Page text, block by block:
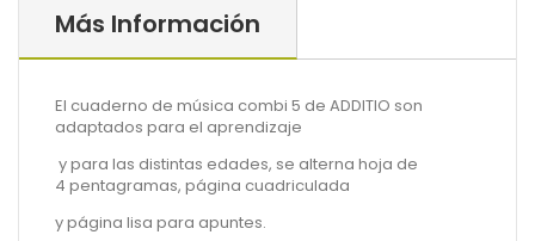
Más Información
El cuaderno de música combi 5 de ADDITIO son
adaptados para el aprendizaje
y para las distintas edades, se alterna hoja de
4 pentagramas, página cuadriculada
y página lisa para apuntes.